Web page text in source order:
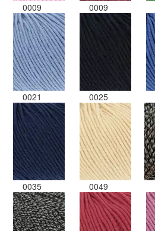
0009 0009
0021 0025
0035 0049